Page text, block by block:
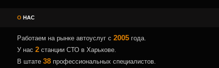
О НАС
Работаем на рынке автоуслуг с 2005 года.
У нас 2 станции СТО в Харькове.
В штате 38 профессиональных специалистов.